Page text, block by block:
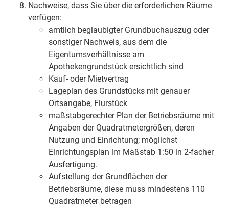
Nachweise, dass Sie über die erforderlichen Räume
verfügen:
amtlich beglaubigter Grundbuchauszug oder
sonstiger Nachweis, aus dem die
Eigentumsverhältnisse am
Apothekengrundstück ersichtlich sind
Kauf- oder Mietvertrag
Lageplan des Grundstücks mit genauer
Ortsangabe, Flurstück
maßstabgerechter Plan der Betriebsräume mit
Angaben der Quadratmetergrößen, deren
Nutzung und Einrichtung; möglichst
Einrichtungsplan im Maßstab 1:50 in 2-facher
Ausfertigung.
Aufstellung der Grundflächen der
Betriebsräume, diese muss mindestens 110
Quadratmeter betragen